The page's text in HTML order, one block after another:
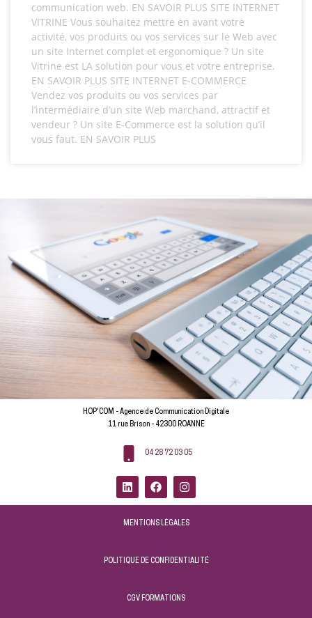
communication web. EN SAVOIR PLUS SITE INTERNET
VITRINE Vous souhaitez mettre en avant votre
activité, vos produits ou vos services sur le Web avec
un site Internet complet et ergonomique ? Un site
Vitrine est LA solution pour vous et votre entreprise.
EN SAVOIR PLUS SITE INTERNET E-COMMERCE
Vendez vos produits ou vos services par
l’intermédiaire d’un site Web marchand, attractif et
vendeur ? Un site E-Commerce est la solution qu’il
vous faut. EN SAVOIR PLUS
HOP'COM - Agence de Communication Digitale
11 rue Brison - 42300 ROANNE
04 28 72 03 05
MENTIONS LÉGALES
POLITIQUE DE CONFIDENTIALITÉ
CGV FORMATIONS